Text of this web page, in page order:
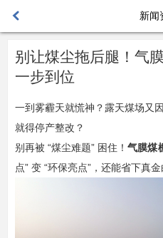
新闻
别让煤尘拖后腿！气
一步到位
一到雾霾天就慌神？露天煤场又
就得停产整改？​
别再被 “煤尘难题” 困住！气膜煤
点” 变 “环保亮点”，还能省下真金